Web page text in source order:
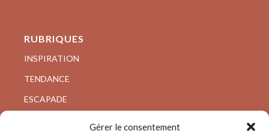
Gérer le consentement
RUBRIQUES
INSPIRATION
TENDANCE
ESCAPADE